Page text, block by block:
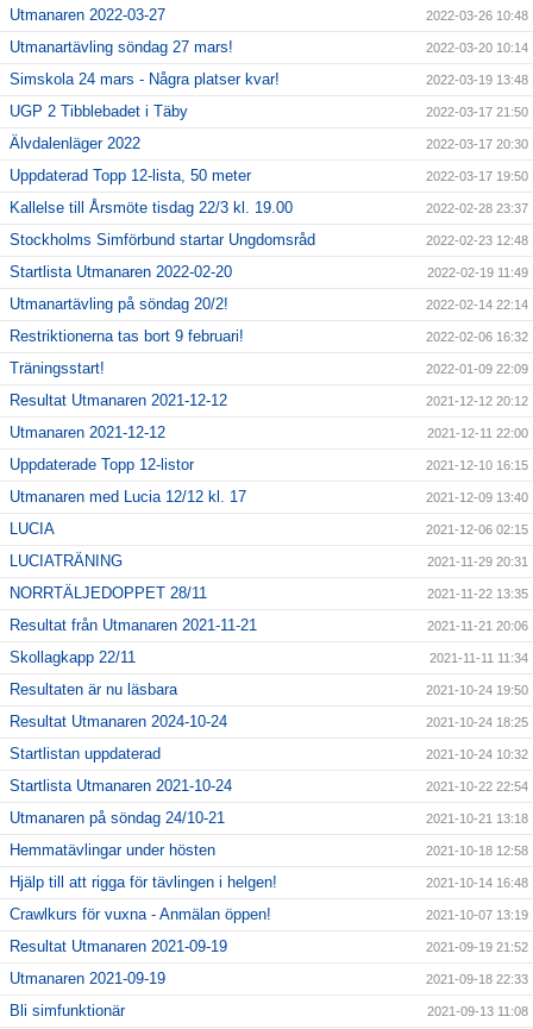
Utmanaren 2022-03-27 2022-03-26 10:48
Utmanartävling söndag 27 mars! 2022-03-20 10:14
Simskola 24 mars - Några platser kvar! 2022-03-19 13:48
UGP 2 Tibblebadet i Täby 2022-03-17 21:50
Älvdalenläger 2022 2022-03-17 20:30
Uppdaterad Topp 12-lista, 50 meter 2022-03-17 19:50
Kallelse till Årsmöte tisdag 22/3 kl. 19.00 2022-02-28 23:37
Stockholms Simförbund startar Ungdomsråd 2022-02-23 12:48
Startlista Utmanaren 2022-02-20 2022-02-19 11:49
Utmanartävling på söndag 20/2! 2022-02-14 22:14
Restriktionerna tas bort 9 februari! 2022-02-06 16:32
Träningsstart! 2022-01-09 22:09
Resultat Utmanaren 2021-12-12 2021-12-12 20:12
Utmanaren 2021-12-12 2021-12-11 22:00
Uppdaterade Topp 12-listor 2021-12-10 16:15
Utmanaren med Lucia 12/12 kl. 17 2021-12-09 13:40
LUCIA 2021-12-06 02:15
LUCIATRÄNING 2021-11-29 20:31
NORRTÄLJEDOPPET 28/11 2021-11-22 13:35
Resultat från Utmanaren 2021-11-21 2021-11-21 20:06
Skollagkapp 22/11 2021-11-11 11:34
Resultaten är nu läsbara 2021-10-24 19:50
Resultat Utmanaren 2024-10-24 2021-10-24 18:25
Startlistan uppdaterad 2021-10-24 10:32
Startlista Utmanaren 2021-10-24 2021-10-22 22:54
Utmanaren på söndag 24/10-21 2021-10-21 13:18
Hemmatävlingar under hösten 2021-10-18 12:58
Hjälp till att rigga för tävlingen i helgen! 2021-10-14 16:48
Crawlkurs för vuxna - Anmälan öppen! 2021-10-07 13:19
Resultat Utmanaren 2021-09-19 2021-09-19 21:52
Utmanaren 2021-09-19 2021-09-18 22:33
Bli simfunktionär 2021-09-13 11:08